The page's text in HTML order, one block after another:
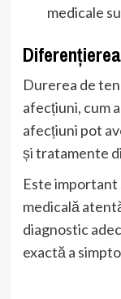
medicale
Durerea de
afecțiuni, cum
afecțiuni pot
și tratamente
Este important
medicală
diagnostic
exactă a